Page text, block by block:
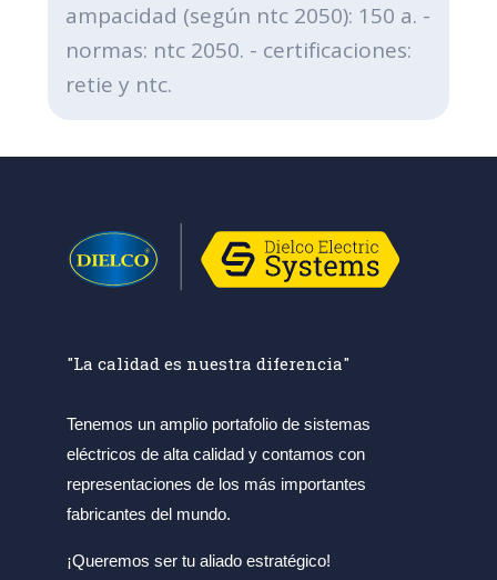
ampacidad (según ntc 2050): 150 a. -
normas: ntc 2050. - certificaciones:
retie y ntc.
"La calidad es nuestra diferencia"
Tenemos un amplio portafolio de sistemas
eléctricos de alta calidad y contamos con
representaciones de los más importantes
fabricantes del mundo.
¡Queremos ser tu aliado estratégico!